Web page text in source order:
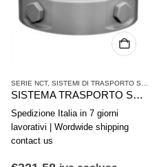
SERIE NCT, SISTEMI DI TRASPORTO SENZA CONTATTO
SISTEMA TRASPORTO SENZA CONTATTO AVENTICS SERIE NCT-PK R412014869
Spedizione Italia in 7 giorni
lavorativi | Wordwide shipping
contact us